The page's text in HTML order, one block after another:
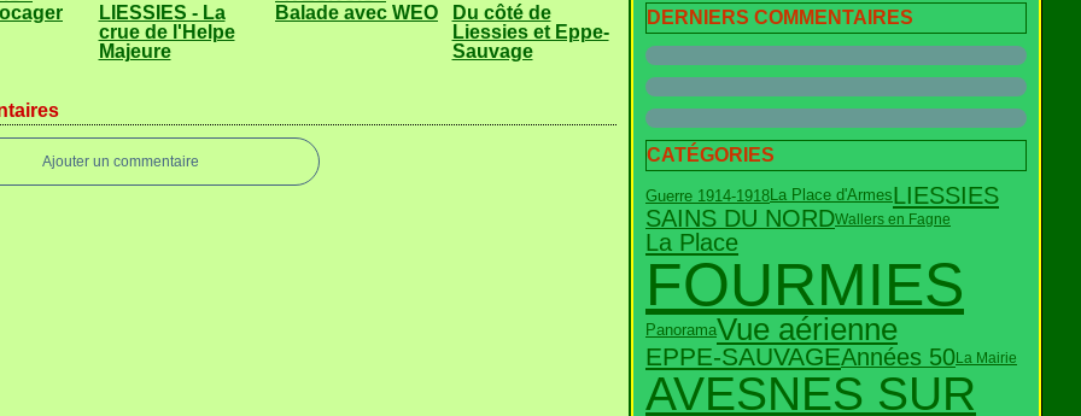
LIESSIES - La
crue de l'Helpe
Majeure
Balade avec WEO
Du côté de
Liessies et Eppe-
Sauvage
Ajouter un commentaire
DERNIERS COMMENTAIRES
CATÉGORIES
Guerre 1914-1918La Place d'ArmesLIESSIES
SAINS DU NORDWallers en Fagne
La Place
FOURMIES
PanoramaVue aérienne
EPPE-SAUVAGEAnnées 50La Mairie
AVESNES SUR